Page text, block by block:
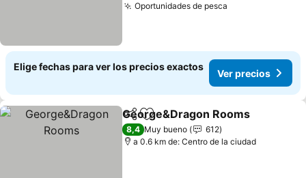
Oportunidades de pesca
Elige fechas para ver los precios exactos
Ver precios
CompartirAgregar a favoritos
George&Dragon Rooms
8,4 Muy bueno
612
a 0.6 km de: Centro de la ciudad